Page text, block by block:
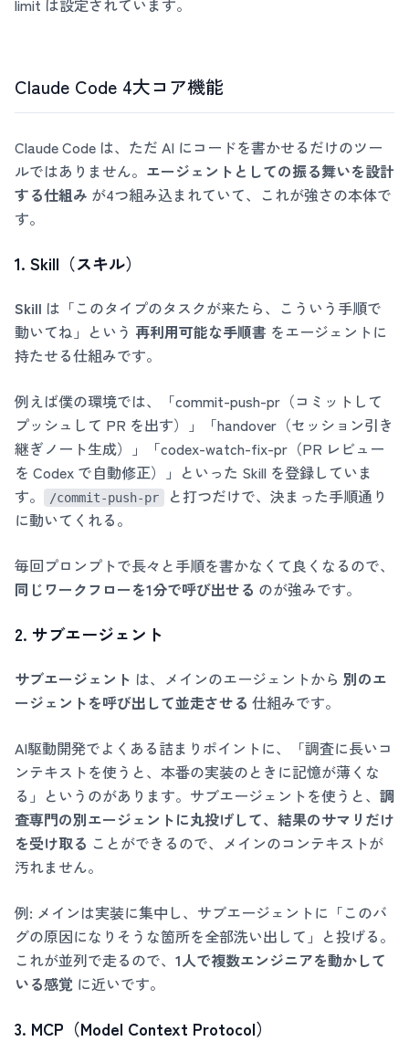
limit は設定されています。
Claude Code 4大コア機能
Claude Code は、ただ AI にコードを書かせるだけのツー
ルではありません。 エージェントとしての振る舞いを設計
する仕組み が4つ組み込まれていて、これが強さの本体で
す。
1. Skill（スキル）
Skill は「このタイプのタスクが来たら、こういう手順で
動いてね」という 再利用可能な手順書 をエージェントに
持たせる仕組みです。
例えば僕の環境では、「commit-push-pr（コミットして
プッシュして PR を出す）」「handover（セッション引き
継ぎノート生成）」「codex-watch-fix-pr（PR レビュー
を Codex で自動修正）」といった Skill を登録していま
す。
/commit-push-pr
と打つだけで、決まった手順通り
に動いてくれる。
毎回プロンプトで長々と手順を書かなくて良くなるので、
同じワークフローを1分で呼び出せる のが強みです。
2. サブエージェント
サブエージェント は、メインのエージェントから 別のエ
ージェントを呼び出して並走させる 仕組みです。
AI駆動開発でよくある詰まりポイントに、「調査に長いコ
ンテキストを使うと、本番の実装のときに記憶が薄くな
る」というのがあります。サブエージェントを使うと、 調
査専門の別エージェントに丸投げして、結果のサマリだけ
を受け取る ことができるので、メインのコンテキストが
汚れません。
例: メインは実装に集中し、サブエージェントに「このバ
グの原因になりそうな箇所を全部洗い出して」と投げる。
これが並列で走るので、 1人で複数エンジニアを動かして
いる感覚 に近いです。
3. MCP（Model Context Protocol）